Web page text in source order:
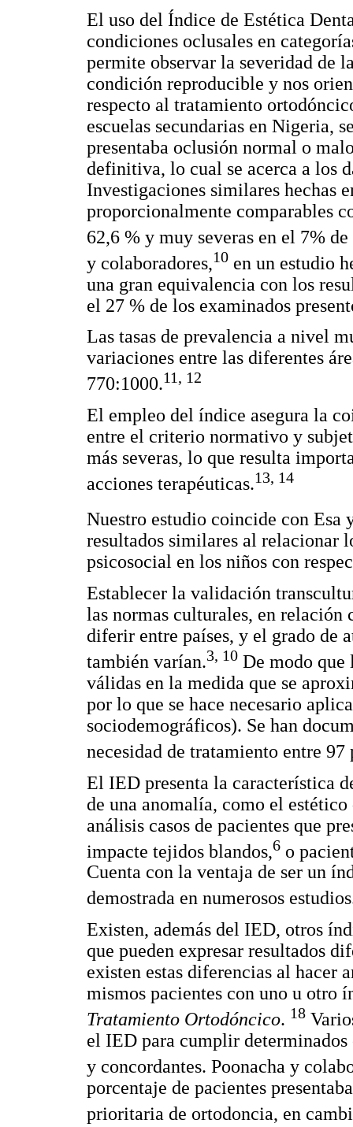
El uso del Índice de Estética
condiciones oclusales en
permite observar la severidad de
condición reproducible y nos
respecto al tratamiento
escuelas secundarias en Nigeria,
presentaba oclusión normal o
definitiva, lo cual se acerca a los
Investigaciones similares hechas
proporcionalmente comparables
62,6 % y muy severas en el 7%
y colaboradores,10 en un estudio
una gran equivalencia con los
el 27 % de los examinados
Las tasas de prevalencia a nivel
variaciones entre las diferentes
770:1000.11, 12
El empleo del índice asegura la
entre el criterio normativo y
más severas, lo que resulta
acciones terapéuticas.13, 14
Nuestro estudio coincide con Esa
resultados similares al relacionar
psicosocial en los niños con
Establecer la validación
las normas culturales, en relación
diferir entre países, y el grado de
también varían.3, 10 De modo que
válidas en la medida que se
por lo que se hace necesario
sociodemográficos). Se han
necesidad de tratamiento entre
El IED presenta la característica
de una anomalía, como el
análisis casos de pacientes que
impacte tejidos blandos,6 o
Cuenta con la ventaja de ser un
demostrada en numerosos
Existen, además del IED, otros
que pueden expresar resultados
existen estas diferencias al hacer
mismos pacientes con uno u otro
Tratamiento Ortodóncico. 18
el IED para cumplir
y concordantes. Poonacha y
porcentaje de pacientes
prioritaria de ortodoncia, en